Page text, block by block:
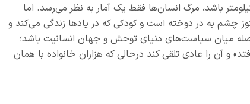
باشد، مرگ انسان‌ها فقط یک آمار به نظر می‌رسد. اما
چشم به در دوخته است و کودکی که در یادها زندگی می‌کند و
میان سیاست‌های دنیای توحش و جهان انسانیت باشد؛
و آن را عادی تلقی کند درحالی که هزاران خانواده با همان